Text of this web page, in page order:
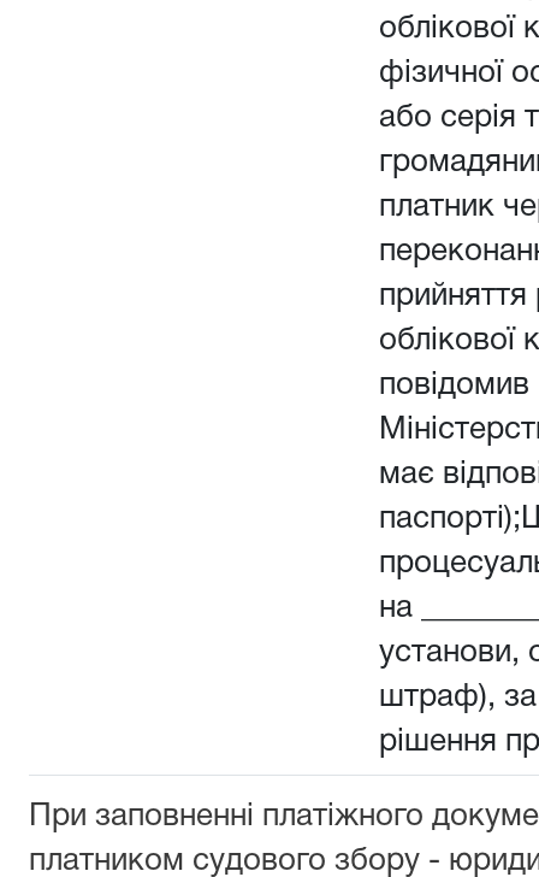
облікової
фізичної
або серія
платник
прийняття
облікової
повідомив
має
на
установи,
штраф),
рішення
При заповненні платіжного
платником судового збору -